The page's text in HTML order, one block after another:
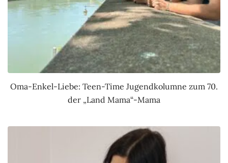
Oma-Enkel-Liebe: Teen-Time Jugendkolumne zum 70.
der „Land Mama“-Mama